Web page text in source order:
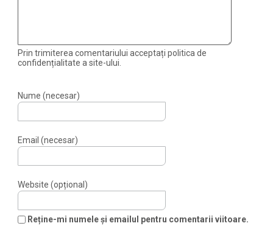
Prin trimiterea comentariului acceptați politica de
confidențialitate a site-ului.
Nume (necesar)
Email (necesar)
Website (opțional)
Reține-mi numele și emailul pentru comentarii viitoare.